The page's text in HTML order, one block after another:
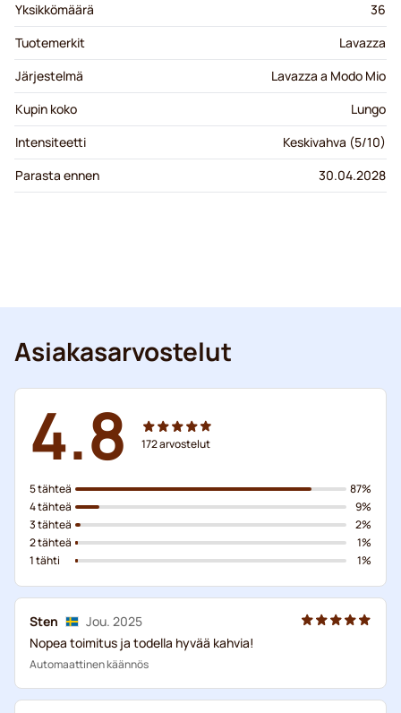
Yksikkömäärä
36
Tuotemerkit
Lavazza
Järjestelmä
Lavazza a Modo Mio
Kupin koko
Lungo
Intensiteetti
Keskivahva (5/10)
Parasta ennen
30.04.2028
Asiakasarvostelut
4.8 172arvostelut
5 tähteä
4 tähteä
3 tähteä
2 tähteä
1 tähti
87%
9%
2%
1%
1%
Sten
Jou. 2025
Nopea toimitus ja todella hyvää kahvia!
Automaattinen käännös